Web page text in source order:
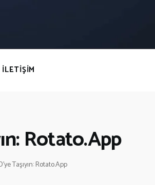
İLETIŞIM
Rotato.App
Taşıyın: Rotato.App